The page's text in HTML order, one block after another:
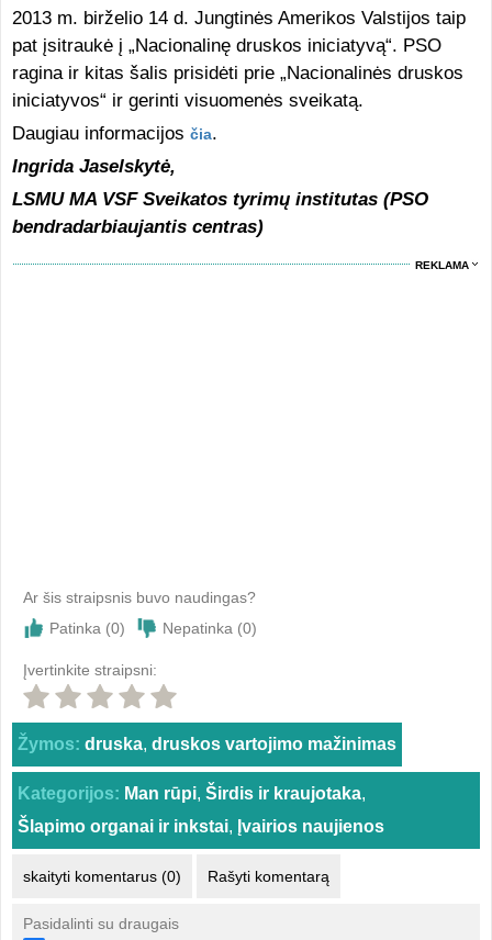
2013 m. birželio 14 d. Jungtinės Amerikos Valstijos taip
pat įsitraukė į „Nacionalinę druskos iniciatyvą“. PSO
ragina ir kitas šalis prisidėti prie „Nacionalinės druskos
iniciatyvos“ ir gerinti visuomenės sveikatą.
Daugiau informacijos čia.
Ingrida Jaselskytė,
LSMU MA VSF Sveikatos tyrimų institutas (PSO
bendradarbiaujantis centras)
REKLAMA
Ar šis straipsnis buvo naudingas?
Patinka (0) Nepatinka (0)
Įvertinkite straipsni:
Žymos: druska, druskos vartojimo mažinimas
Kategorijos: Man rūpi, Širdis ir kraujotaka,
Šlapimo organai ir inkstai, Įvairios naujienos
skaityti komentarus (0) Rašyti komentarą
Pasidalinti su draugais